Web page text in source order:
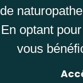
de
En optant
vous